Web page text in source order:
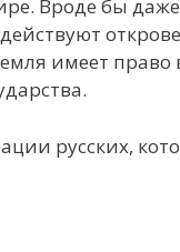
Вроде бы
имеет право
русских,